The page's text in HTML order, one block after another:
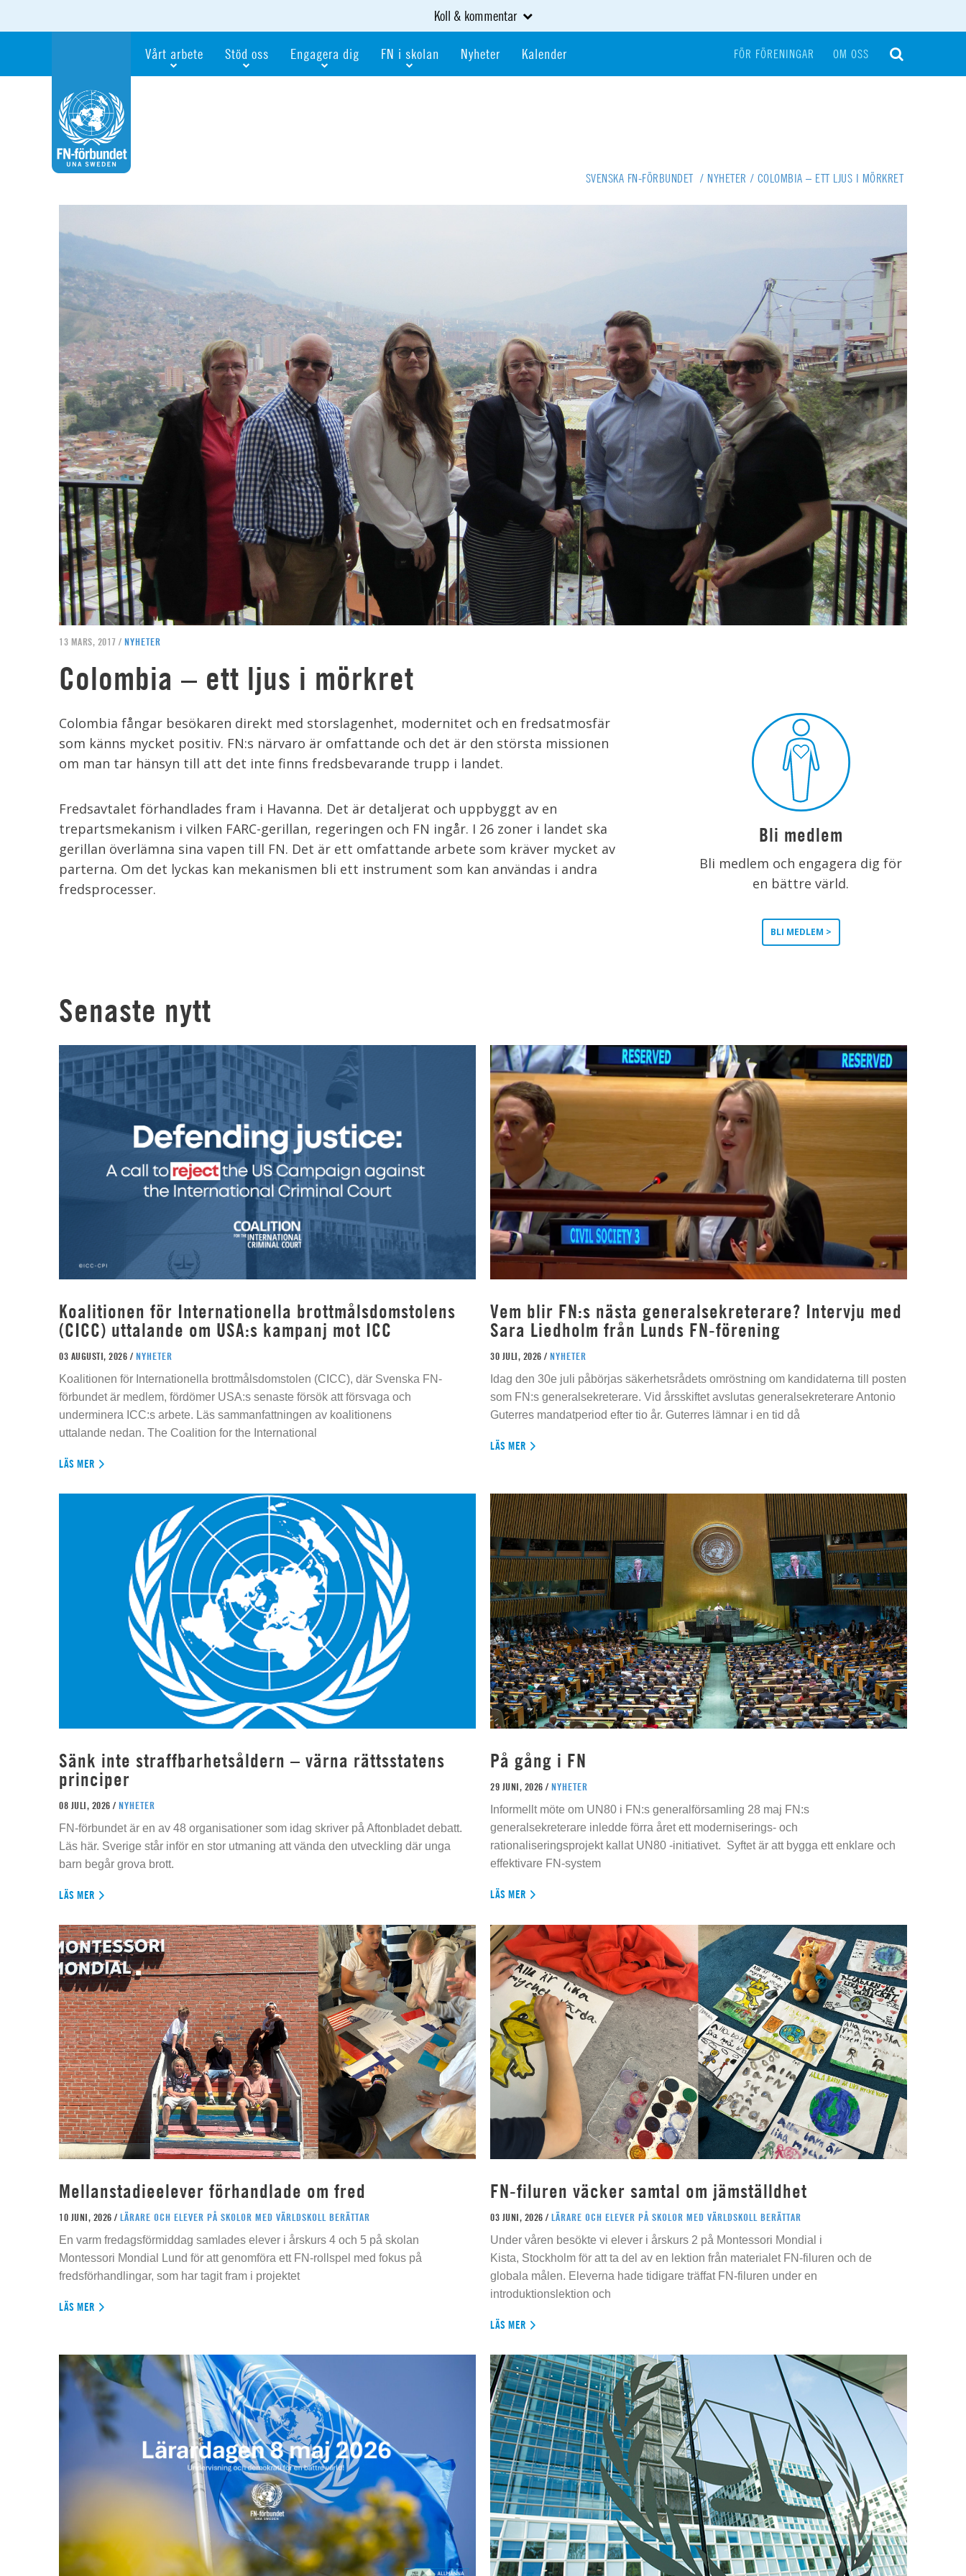
Koll & kommentar
Vårt arbete Stöd oss
Testamentera
Engagera dig
För dig som är ung
FN i skolan
Globalis
Nyheter Kalender FÖR FÖRENINGAR OM OSS
SVENSKA FN-FÖRBUNDET / NYHETER / COLOMBIA – ETT LJUS I MÖRKRET
13 MARS, 2017 / NYHETER
Colombia – ett ljus i mörkret
Colombia fångar besökaren direkt med storslagenhet, modernitet och en fredsatmosfär
som känns mycket positiv. FN:s närvaro är omfattande och det är den största missionen
om man tar hänsyn till att det inte finns fredsbevarande trupp i landet.
Fredsavtalet förhandlades fram i Havanna. Det är detaljerat och uppbyggt av en
trepartsmekanism i vilken FARC-gerillan, regeringen och FN ingår. I 26 zoner i landet ska
gerillan överlämna sina vapen till FN. Det är ett omfattande arbete som kräver mycket av
parterna. Om det lyckas kan mekanismen bli ett instrument som kan användas i andra
fredsprocesser.
Bli medlem
Bli medlem och engagera dig för
en bättre värld.
BLI MEDLEM >
Senaste nytt
Koalitionen för Internationella brottmålsdomstolens
(CICC) uttalande om USA:s kampanj mot ICC
03 AUGUSTI, 2026 / NYHETER
Koalitionen för Internationella brottmålsdomstolen (CICC), där Svenska FN-
förbundet är medlem, fördömer USA:s senaste försök att försvaga och
underminera ICC:s arbete. Läs sammanfattningen av koalitionens
uttalande nedan. The Coalition for the International
LÄS MER
Vem blir FN:s nästa generalsekreterare? Intervju med
Sara Liedholm från Lunds FN-förening
30 JULI, 2026 / NYHETER
Idag den 30e juli påbörjas säkerhetsrådets omröstning om kandidaterna till posten
som FN:s generalsekreterare. Vid årsskiftet avslutas generalsekreterare Antonio
Guterres mandatperiod efter tio år. Guterres lämnar i en tid då
LÄS MER
Sänk inte straffbarhetsåldern – värna rättsstatens
principer
08 JULI, 2026 / NYHETER
FN-förbundet är en av 48 organisationer som idag skriver på Aftonbladet debatt.
Läs här. Sverige står inför en stor utmaning att vända den utveckling där unga
barn begår grova brott.
LÄS MER
På gång i FN
29 JUNI, 2026 / NYHETER
Informellt möte om UN80 i FN:s generalförsamling 28 maj FN:s
generalsekreterare inledde förra året ett moderniserings- och
rationaliseringsprojekt kallat UN80 -initiativet. Syftet är att bygga ett enklare och
effektivare FN-system
LÄS MER
Mellanstadieelever förhandlade om fred
10 JUNI, 2026 / LÄRARE OCH ELEVER PÅ SKOLOR MED VÄRLDSKOLL BERÄTTAR
En varm fredagsförmiddag samlades elever i årskurs 4 och 5 på skolan
Montessori Mondial Lund för att genomföra ett FN-rollspel med fokus på
fredsförhandlingar, som har tagit fram i projektet
LÄS MER
FN-filuren väcker samtal om jämställdhet
03 JUNI, 2026 / LÄRARE OCH ELEVER PÅ SKOLOR MED VÄRLDSKOLL BERÄTTAR
Under våren besökte vi elever i årskurs 2 på Montessori Mondial i
Kista, Stockholm för att ta del av en lektion från materialet FN-filuren och de
globala målen. Eleverna hade tidigare träffat FN-filuren under en
introduktionslektion och
LÄS MER